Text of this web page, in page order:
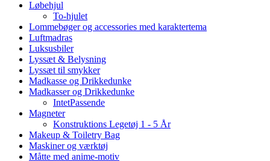
Løbehjul
To-hjulet
Lommebøger og accessories med karaktertema
Luftmadras
Luksusbiler
Lyssæt & Belysning
Lyssæt til smykker
Madkasse og Drikkedunke
Madkasser og Drikkedunke
IntetPassende
Magneter
Konstruktions Legetøj 1 - 5 År
Makeup & Toiletry Bag
Maskiner og værktøj
Måtte med anime-motiv